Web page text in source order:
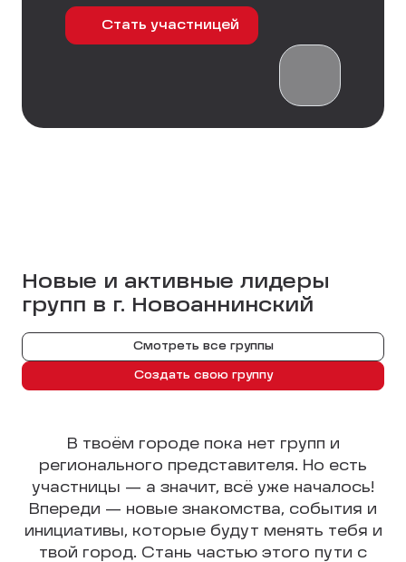
Стать участницей
Новые и активные лидеры
групп в г. Новоаннинский
Смотреть все группы
Создать свою группу
В твоём городе пока нет групп и
регионального представителя. Но есть
участницы — а значит, всё уже началось!
Впереди — новые знакомства, события и
инициативы, которые будут менять тебя и
твой город. Стань частью этого пути с